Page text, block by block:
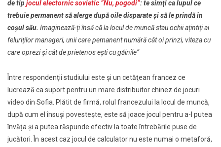
de tipjocul electornic sovietic ”Nu, pogodi”: te simţi ca lupul ce
trebuie permanent să alerge după oile disparate şi să le prindă în
coşul său. Imaginează-ți însă că la locul de muncă stau ochii ațintiți ai
feluriților manageri, unii care pemanent numără cât oi prinzi, viteza cu
care oprezi şi cât de prietenos eşti cu găinile”
Între respondenţii studiului este şi un cetăţean francez ce
lucrează ca suport pentru un mare distribuitor chinez de jocuri
video din Sofia. Plătit de firmă, rolul francezului la locul de muncă,
după cum el însuși povestește, este să joace jocul pentru a-l putea
învăța și a putea răspunde efectiv la toate întrebările puse de
jucători. În acest caz jocul de calculator nu este numai o metaforă,